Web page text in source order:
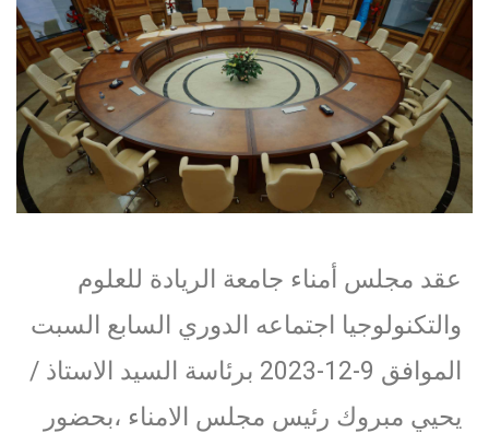
عقد مجلس أمناء جامعة الريادة للعلوم
والتكنولوجيا اجتماعه الدوري السابع السبت
الموافق 9-12-2023 برئاسة السيد الاستاذ /
يحيي مبروك رئيس مجلس الامناء ،بحضور